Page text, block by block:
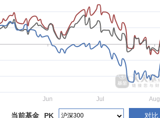
Jun Jul Aug
对比
PK
当前基金